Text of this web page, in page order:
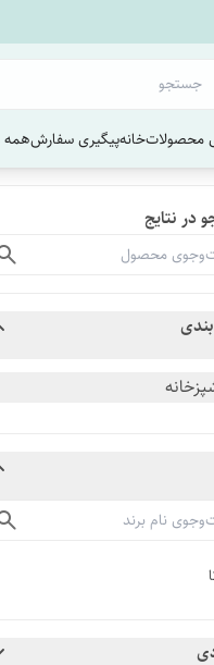
محصولاتخانهپیگیری سفارش
در نتایج